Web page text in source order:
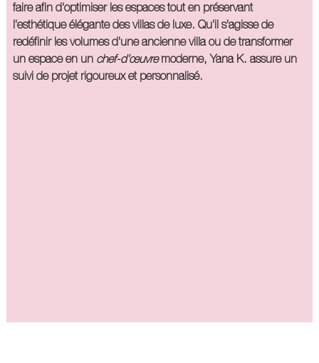
faire afin d'optimiser les espaces tout en préservant
l'esthétique élégante des villas de luxe. Qu'il s'agisse de
redéfinir les volumes d'une ancienne villa ou de transformer
un espace en un chef-d'œuvremoderne, Yana K. assure un
suivi de projet rigoureux et personnalisé.